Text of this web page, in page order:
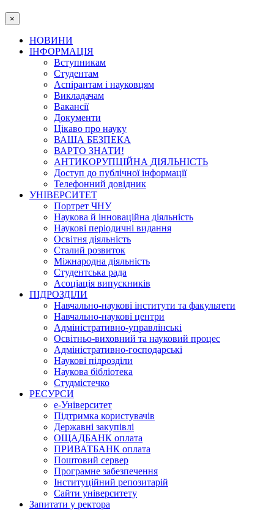
×
НОВИНИ
ІНФОРМАЦІЯ
Вступникам
Студентам
Аспірантам і науковцям
Викладачам
Вакансії
Документи
Цікаво про науку
ВАША БЕЗПЕКА
ВАРТО ЗНАТИ!
АНТИКОРУПЦІЙНА ДІЯЛЬНІСТЬ
Доступ до публічної інформації
Телефонний довідник
УНІВЕРСИТЕТ
Портрет ЧНУ
Наукова й інноваційна діяльність
Наукові періодичні видання
Освітня діяльність
Сталий розвиток
Міжнародна діяльність
Студентська рада
Асоціація випускників
ПІДРОЗДІЛИ
Навчально-наукові інститути та факультети
Навчально-наукові центри
Адміністративно-управлінські
Освітньо-виховний та науковий процес
Адміністративно-господарські
Наукові підрозділи
Наукова бібліотека
Студмістечко
РЕСУРСИ
е-Університет
Підтримка користувачів
Державні закупівлі
ОЩАДБАНК оплата
ПРИВАТБАНК оплата
Поштовий сервер
Програмне забезпечення
Інституційний репозитарій
Сайти університету
Запитати у ректора